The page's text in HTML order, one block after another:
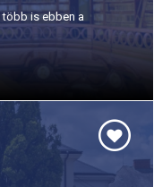
is ebben a